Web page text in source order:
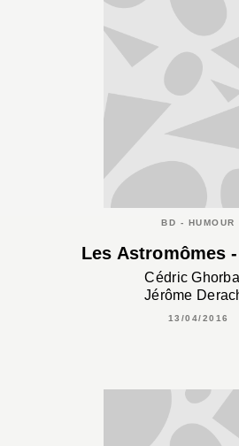
BD - HUMOUR
Les Astromômes
Cédric
Jérôme
13/04/2016